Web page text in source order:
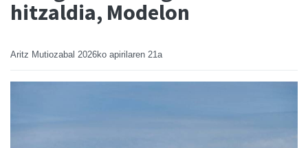
hitzaldia, Modelon
Aritz Mutiozabal 2026ko apirilaren 21a